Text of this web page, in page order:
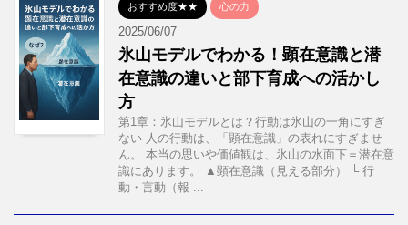
おすすめ度★★ 心の力
2025/06/07
氷山モデルでわかる！顕在意識と潜
在意識の違いと部下育成への活かし
方
第1章：氷山モデルとは？行動は氷山の一角にすぎ
ない 人の行動は、「顕在意識」の表れにすぎませ
ん。 本当の思いや価値観は、氷山の水面下＝潜在意
識にあります。 ▲顕在意識（見える部分） └ 行
動・言動（報 ...